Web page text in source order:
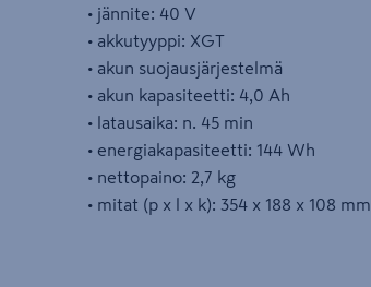
• jännite: 40 V
• akkutyyppi: XGT
• akun suojausjärjestelmä
• akun kapasiteetti: 4,0 Ah
• latausaika: n. 45 min
• energiakapasiteetti: 144 Wh
• nettopaino: 2,7 kg
• mitat (p x l x k): 354 x 188 x 108 mm